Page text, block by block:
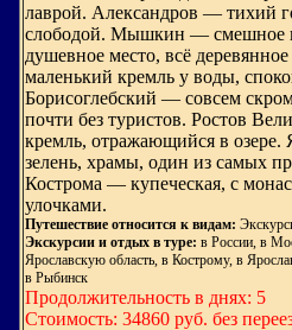
лаврой. Александров — тихий
слободой. Мышкин — смешное
душевное место, всё
маленький кремль у воды,
Борисоглебский — совсем
почти без туристов. Ростов
кремль, отражающийся в
зелень, храмы, один из самых
Кострома — купеческая, с
улочками.
Путешествие относится к видам:
Экскурсии и отдых в туре: в России, в
Ярославскую область, в Кострому, в
в Рыбинск
Продолжительность в днях: 5
Стоимость: 34860 руб. без